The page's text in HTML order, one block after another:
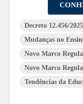
Decreto 12.456/2025
Mudanças no
Novo Marco
Novo Marco
Tendências da